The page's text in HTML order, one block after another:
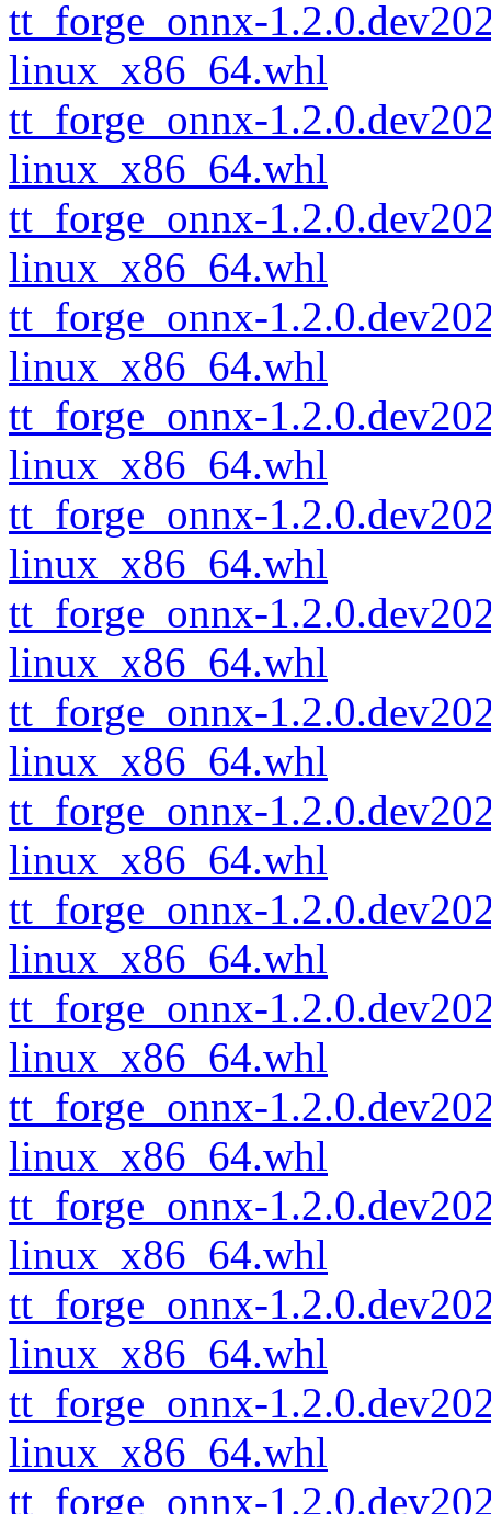
tt_forge_onnx-
linux_x86_64.whl
tt_forge_onnx-
linux_x86_64.whl
tt_forge_onnx-
linux_x86_64.whl
tt_forge_onnx-
linux_x86_64.whl
tt_forge_onnx-
linux_x86_64.whl
tt_forge_onnx-
linux_x86_64.whl
tt_forge_onnx-
linux_x86_64.whl
tt_forge_onnx-
linux_x86_64.whl
tt_forge_onnx-
linux_x86_64.whl
tt_forge_onnx-
linux_x86_64.whl
tt_forge_onnx-
linux_x86_64.whl
tt_forge_onnx-
linux_x86_64.whl
tt_forge_onnx-
linux_x86_64.whl
tt_forge_onnx-
linux_x86_64.whl
tt_forge_onnx-
linux_x86_64.whl
tt_forge_onnx-